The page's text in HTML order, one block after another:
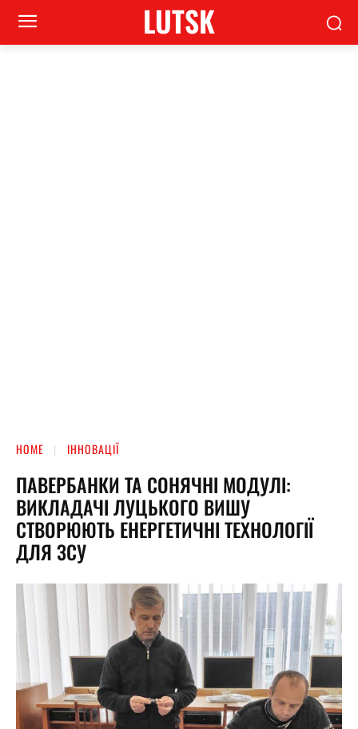
LUTSK
HOME ІННОВАЦІЇ
ПАВЕРБАНКИ ТА СОНЯЧНІ МОДУЛІ:
ВИКЛАДАЧІ ЛУЦЬКОГО ВИШУ
СТВОРЮЮТЬ ЕНЕРГЕТИЧНІ ТЕХНОЛОГІЇ
ДЛЯ ЗСУ